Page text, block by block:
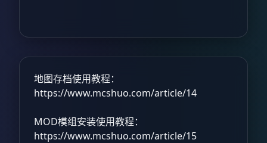
地图存档使用教程：
https://www.mcshuo.com/article/14
MOD模组安装使用教程：
https://www.mcshuo.com/article/15